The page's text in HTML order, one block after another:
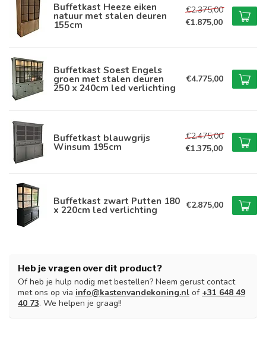
Buffetkast Heeze eiken
natuur met stalen deuren
155cm
€2.375,00
€1.875,00
Buffetkast Soest Engels
groen met stalen deuren
250 x 240cm led verlichting
€4.775,00
Buffetkast blauwgrijs
Winsum 195cm
€2.475,00
€1.375,00
Buffetkast zwart Putten 180
x 220cm led verlichting €2.875,00
Heb je vragen over dit product?
Of heb je hulp nodig met bestellen? Neem gerust contact
met ons op via info@kastenvandekoning.nl of +31 648 49
40 73. We helpen je graag!!